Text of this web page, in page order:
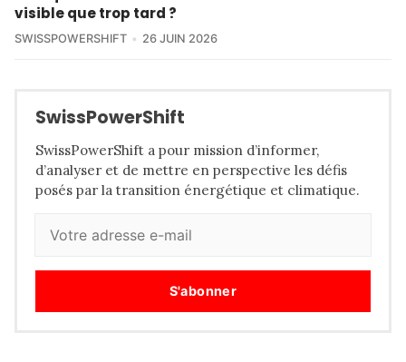
visible que trop tard ?
SWISSPOWERSHIFT 26 JUIN 2026
SwissPowerShift
SwissPowerShift a pour mission d’informer,
d’analyser et de mettre en perspective les défis
posés par la transition énergétique et climatique.
S'abonner